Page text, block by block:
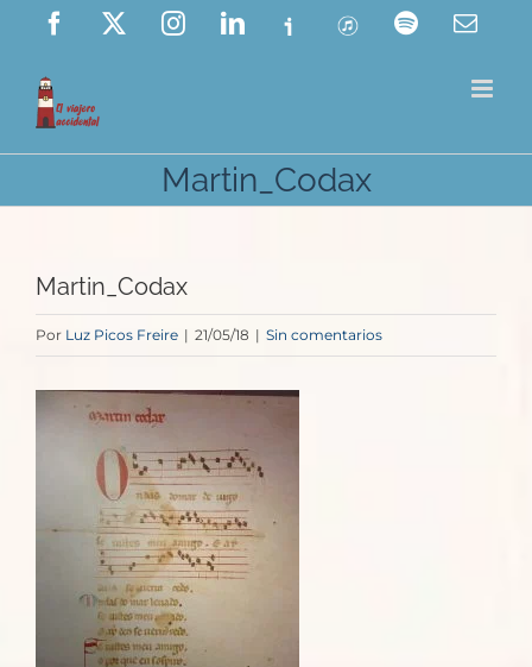
Saltar
contenido
Facebook InstagramLinkedIn
Ivoox ITunes Spotify
Martin_Codax
Martin_Codax
Por Luz Picos Freire | 21/05/18 | Sin comentarios